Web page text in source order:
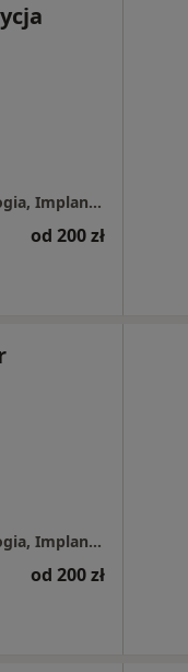
Centrum Uśmiechnij Mi Się - Stomatologia, Implantologia, Dentysta
od 200 zł
Centrum Uśmiechnij Mi Się - Stomatologia, Implantologia, Dentysta
od 200 zł